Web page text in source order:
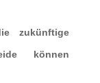
zukünftige
können